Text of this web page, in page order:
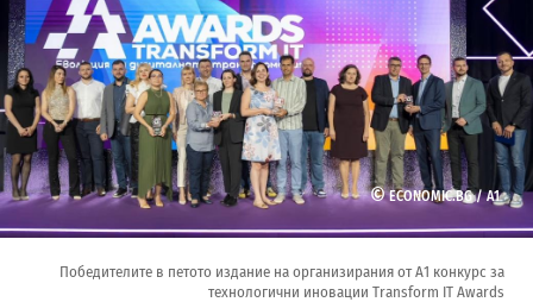
©ECONOMIC.BG /А1
Победителите в петото издание на организирания от А1 конкурс за
технологични иновации Transform IT Awards